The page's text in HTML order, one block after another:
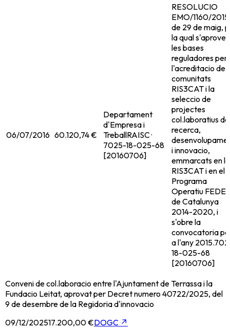
06/07/2016 60.120,74 €
Departament
d'Empresa i
TreballRAISC ·
7025-18-025-68
[20160706]
RESOLUCIO
EMO/1160/
de 29 de maig,
la qual s'aproven
les bases
reguladores per
l'acreditacio de
comunitats
RIS3CAT i la
seleccio de
projectes
col.laboratius de
recerca,
i innovacio,
emmarcats en la
RIS3CAT i en el
Programa
Operatiu
de Catalunya
2014-2020, i
s'obre la
convocatoria
a l'any 2015.
18-025-68
[20160706]
Conveni de col.laboracio entre l'Ajuntament de Terrassa i la
Fundacio Leitat, aprovat per Decret numero 40722/2025, del
9 de desembre de la Regidoria d'innovacio
09/12/202517.200,00 €DOGC ↗